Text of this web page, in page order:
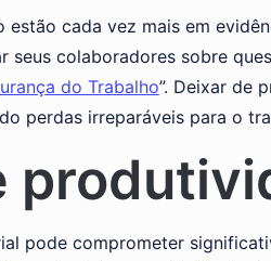
cada vez mais em
colaboradores sobre
do Trabalho”. Deixar de
perdas irreparáveis para o
pode comprometer